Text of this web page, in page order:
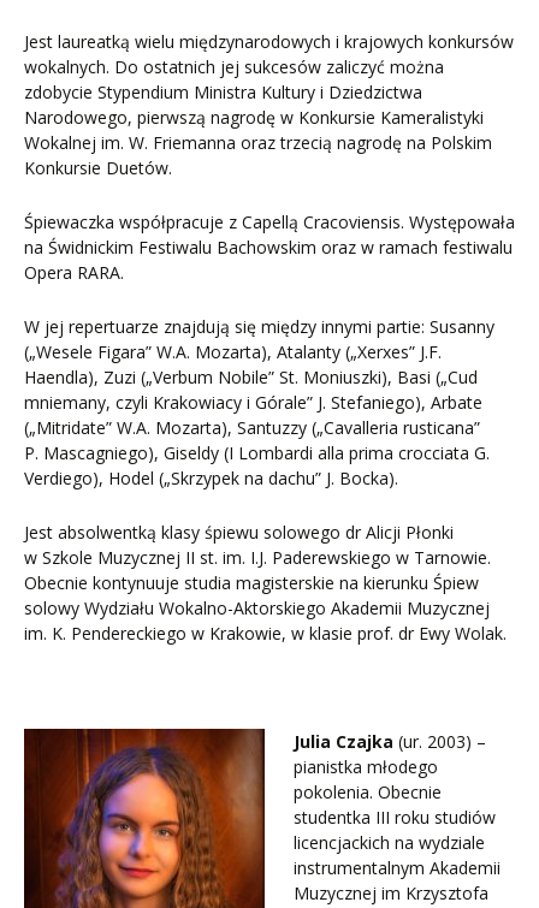
Jest laureatką wielu międzynarodowych i krajowych konkursów
wokalnych. Do ostatnich jej sukcesów zaliczyć można
zdobycie Stypendium Ministra Kultury i Dziedzictwa
Narodowego, pierwszą nagrodę w Konkursie Kameralistyki
Wokalnej im. W. Friemanna oraz trzecią nagrodę na Polskim
Konkursie Duetów.
Śpiewaczka współpracuje z Capellą Cracoviensis. Występowała
na Świdnickim Festiwalu Bachowskim oraz w ramach festiwalu
Opera RARA.
W jej repertuarze znajdują się między innymi partie: Susanny
(„Wesele Figara” W.A. Mozarta), Atalanty („Xerxes” J.F.
Haendla), Zuzi („Verbum Nobile” St. Moniuszki), Basi („Cud
mniemany, czyli Krakowiacy i Górale” J. Stefaniego), Arbate
(„Mitridate” W.A. Mozarta), Santuzzy („Cavalleria rusticana”
P. Mascagniego), Giseldy (I Lombardi alla prima crocciata G.
Verdiego), Hodel („Skrzypek na dachu” J. Bocka).
Jest absolwentką klasy śpiewu solowego dr Alicji Płonki
w Szkole Muzycznej II st. im. I.J. Paderewskiego w Tarnowie.
Obecnie kontynuuje studia magisterskie na kierunku Śpiew
solowy Wydziału Wokalno-Aktorskiego Akademii Muzycznej
im. K. Pendereckiego w Krakowie, w klasie prof. dr Ewy Wolak.
Julia Czajka (ur. 2003) –
pianistka młodego
pokolenia. Obecnie
studentka III roku studiów
licencjackich na wydziale
instrumentalnym Akademii
Muzycznej im Krzysztofa